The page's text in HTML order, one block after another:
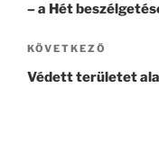
– a Hét
Következő
bejegyzés
KÖVETKEZŐ
Védett területet